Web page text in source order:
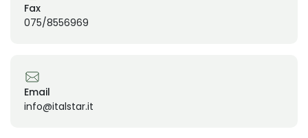
Fax
075/8556969
Email
info@italstar.it